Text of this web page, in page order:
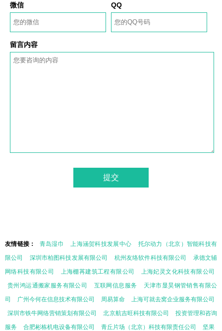
微信 QQ
留言内容
友情链接： 青岛湿巾 上海涵贺科技发展中心
托尔动力（北京）智能科技有
限公司
深圳市柏图科技发展有限公司 杭州友络软件科技有限公司
承德文辅
网络科技有限公司
上海棚苒建筑工程有限公司
上海妃灵文化科技有限公司
贵州鸿运通搬家服务有限公司
互联网信息服务
天津市显昊钢管销售有限公
司
广州今何在信息技术有限公司 周易算命
上海可就去窝企业服务有限公司
深圳市铁牛网络营销策划有限公司
北京航吉旺科技有限公司
投资管理和咨询
服务
合肥彬栋机电设备有限公司 青丘片场（北京）科技有限责任公司
坚果